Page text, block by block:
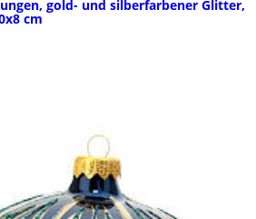
gold- und silberfarbener Glitter,
cm